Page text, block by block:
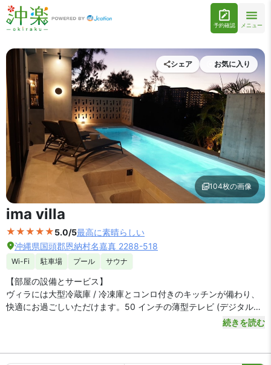
予約確認 メニュー
シェア お気に入り
104枚の画像
ima villa
5.0/5最高に素晴らしい
沖縄県国頭郡恩納村名嘉真 2288-518
Wi-Fi 駐車場 プール サウナ
【部屋の設備とサービス】
ヴィラには大型冷蔵庫 / 冷凍庫とコンロ付きのキッチンが備わり、
快適にお過ごしいただけます。50 インチの薄型テレビ (デジタル番
組視聴可) のほか、WiFi (無料)もご利用いただけます。シャワー付き
続きを読む